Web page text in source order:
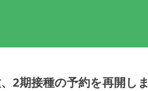
2期接種の予約を再開しま